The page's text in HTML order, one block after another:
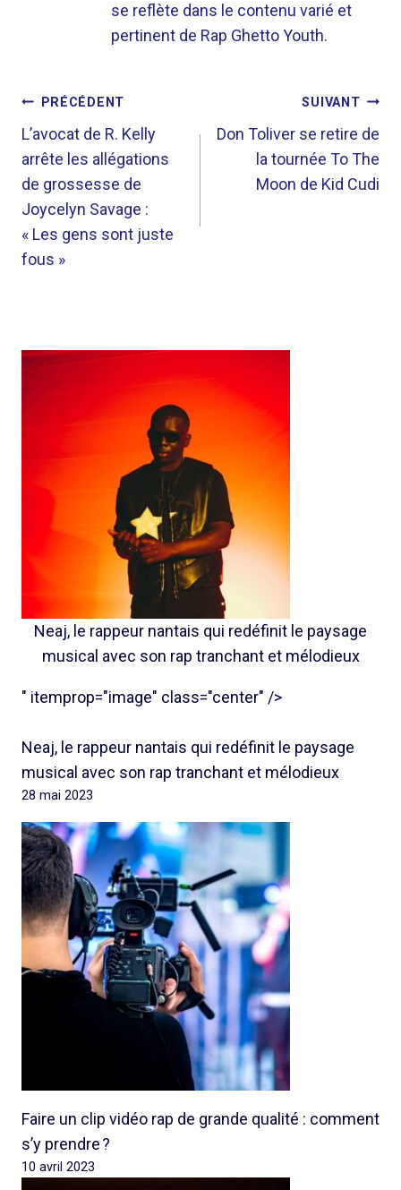
se reflète dans le contenu varié et
pertinent de Rap Ghetto Youth.
NAVIGATION
DE
L’ARTICLE
PRÉCÉDENT
L’avocat de R. Kelly
arrête les allégations
de grossesse de
Joycelyn Savage :
« Les gens sont juste
fous »
SUIVANT
Don Toliver se retire de
la tournée To The
Moon de Kid Cudi
Neaj, le rappeur nantais qui redéfinit le paysage
musical avec son rap tranchant et mélodieux
" itemprop="image" class="center" />
Neaj, le rappeur nantais qui redéfinit le paysage
musical avec son rap tranchant et mélodieux
28 mai 2023
Faire un clip vidéo rap de grande qualité : comment
s’y prendre ?
10 avril 2023